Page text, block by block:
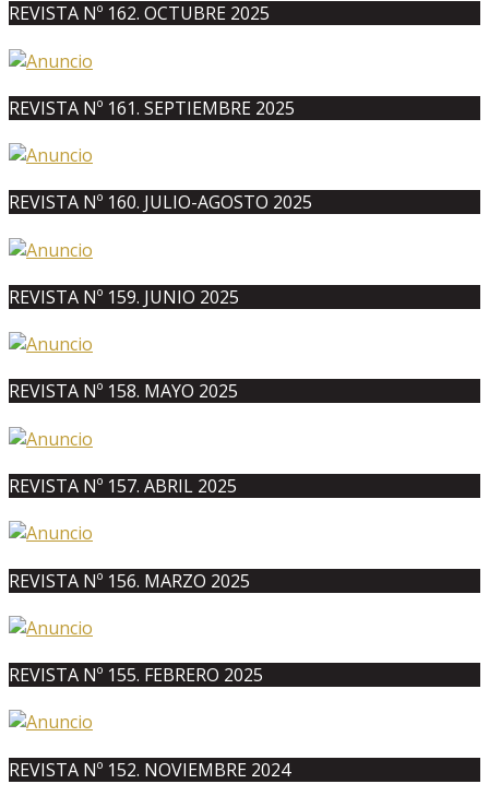
REVISTA Nº 162. OCTUBRE 2025
REVISTA Nº 161. SEPTIEMBRE 2025
REVISTA Nº 160. JULIO-AGOSTO 2025
REVISTA Nº 159. JUNIO 2025
REVISTA Nº 158. MAYO 2025
REVISTA Nº 157. ABRIL 2025
REVISTA Nº 156. MARZO 2025
REVISTA Nº 155. FEBRERO 2025
REVISTA Nº 152. NOVIEMBRE 2024